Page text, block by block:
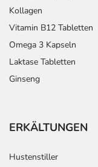
Kollagen
Vitamin B12 Tabletten
Omega 3 Kapseln
Laktase Tabletten
Ginseng
ERKÄLTUNGEN
Hustenstiller